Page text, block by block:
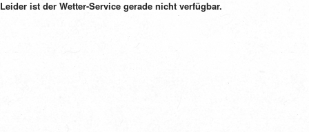
Leider ist der Wetter-Service gerade nicht verfügbar.